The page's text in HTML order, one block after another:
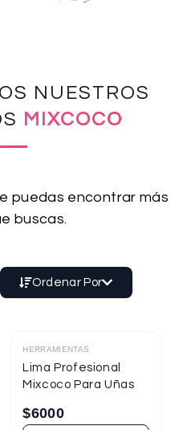
NUESTROS
MIXCOCO
puedas encontrar más
buscas.
Ordenar Por
Destacado
HERRAMIENTAS
Lima Profesional
Mixcoco Para Uñas
$6000